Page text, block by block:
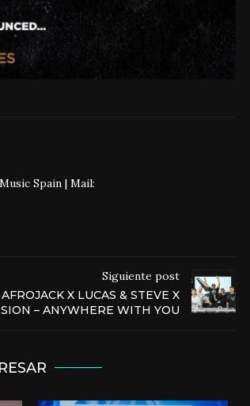
Spain | Mail:
Siguiente post
AFROJACK X LUCAS & STEVE X
– ANYWHERE WITH YOU